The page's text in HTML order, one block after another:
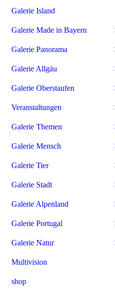
Galerie Island
Galerie Made in Bayern
Galerie Panorama
Galerie Allgäu
Galerie Oberstaufen
Veranstaltungen
Galerie Themen
Galerie Mensch
Galerie Tier
Galerie Stadt
Galerie Alpenland
Galerie Portugal
Galerie Natur
Multivision
shop